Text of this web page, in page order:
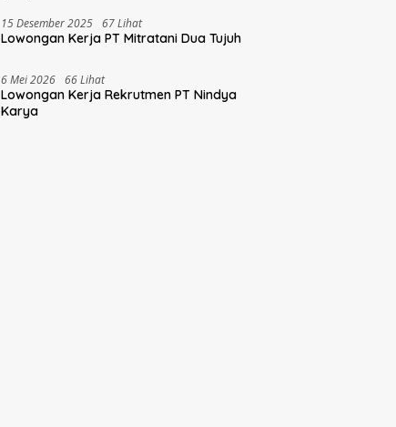
15 Desember 2025 67 Lihat
Lowongan Kerja PT Mitratani Dua Tujuh
6 Mei 2026 66 Lihat
Lowongan Kerja Rekrutmen PT Nindya
Karya